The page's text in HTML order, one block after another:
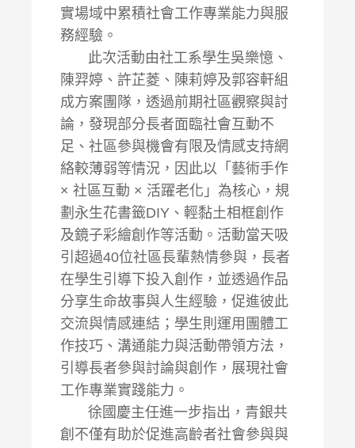
實場域中累積社會工作專業能力與服
務經驗。
此次活動由社工系學生吳樂憶、
陳羿婷、許芷菱、陳莉婷及郭容軒組
成方案團隊，透過前期社區觀察與討
論，發現部分長者面臨社會互動不
足、社區參與機會有限及情感支持網
絡較薄弱等情況，因此以「藝術手作
× 社區互動 × 活躍老化」為核心，規
劃永生花書籤DIY、輕黏土相框創作
及鏡子彩繪創作等活動。活動當天吸
引超過40位社區長輩熱情參與，長者
在學生引導下投入創作，並透過作品
分享生命故事與人生經驗，促進彼此
交流與情感連結；學生則運用團體工
作技巧、溝通能力與活動帶領方法，
引導長者參與討論與創作，展現社會
工作專業實踐能力。
徐國慶主任進一步指出，青銀共
創不僅有助於促進高齡者社會參與與